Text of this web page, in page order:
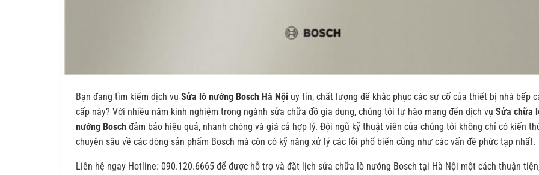
Bạn đang tìm kiếm dịch vụ Sửa lò nướng Bosch Hà Nội uy tín, chất lượng để khắc phục các sự cố của thiết bị nhà bếp
cấp này? Với nhiều năm kinh nghiệm trong ngành sửa chữa đồ gia dụng, chúng tôi tự hào mang đến dịch vụ Sửa chữa
nướng Bosch đảm bảo hiệu quả, nhanh chóng và giá cả hợp lý. Đội ngũ kỹ thuật viên của chúng tôi không chỉ có kiến
chuyên sâu về các dòng sản phẩm Bosch mà còn có kỹ năng xử lý các lỗi phổ biến cũng như các vấn đề phức tạp nhất.
Liên hệ ngay Hotline: 090.120.6665 để được hỗ trợ và đặt lịch sửa chữa lò nướng Bosch tại Hà Nội một cách thuận